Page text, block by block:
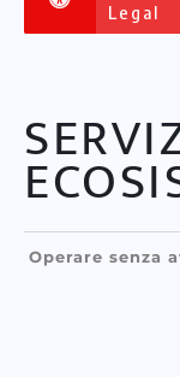
Legal
Operare senza